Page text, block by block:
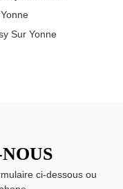
Sur Yonne
ci-dessous ou